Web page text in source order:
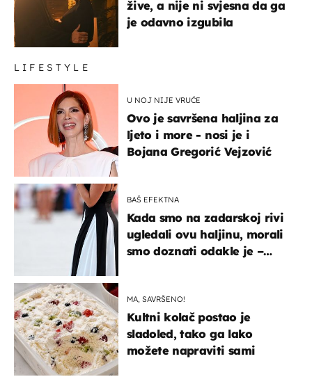
žive, a nije ni svjesna da ga
je odavno izgubila
LIFESTYLE
U NOJ NIJE VRUĆE
Ovo je savršena haljina za
ljeto i more - nosi je i
Bojana Gregorić Vejzović
BAŠ EFEKTNA
Kada smo na zadarskoj rivi
ugledali ovu haljinu, morali
smo doznati odakle je –
MA, SAVRŠENO!
Kultni kolač postao je
sladoled, tako ga lako
možete napraviti sami